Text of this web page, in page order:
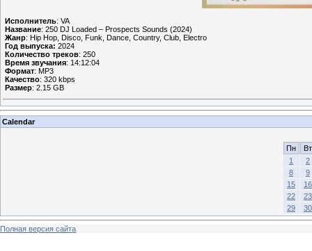
Исполнитель: VA
Название: 250 DJ Loaded – Prospects Sounds (2024)
Жанр: Hip Hop, Disco, Funk, Dance, Country, Club, Electro
Год выпуска: 2024
Количество треков: 250
Время звучания: 14:12:04
Формат: MP3
Качество: 320 kbps
Размер: 2.15 GB
Calendar
Пн
Вт
1
2
8
9
15
16
22
23
29
30
Полная версия сайта